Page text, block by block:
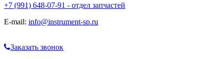
+7 (991) 648-07-91 - отдел запчастей
E-mail: info@instrument-sp.ru
Заказать звонок